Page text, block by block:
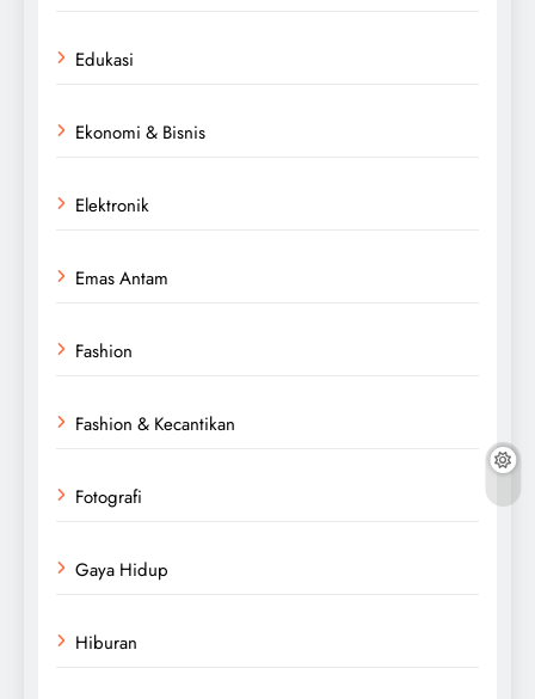
Edukasi
Ekonomi & Bisnis
Elektronik
Emas Antam
Fashion
Fashion & Kecantikan
Fotografi
Gaya Hidup
Hiburan